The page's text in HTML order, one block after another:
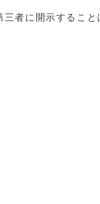
者に開⽰するこ